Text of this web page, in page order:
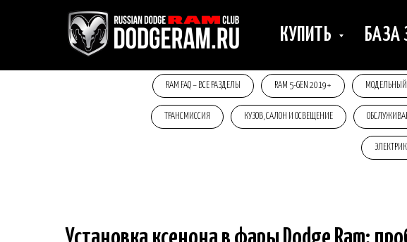
КУПИТЬ БАЗА
RAM FAQ – ВСЕ РАЗДЕЛЫ RAM 5-GEN 2019+ МОДЕЛЬНЫЙ
ТРАНСМИССИЯ КУЗОВ, САЛОН И ОСВЕЩЕНИЕ